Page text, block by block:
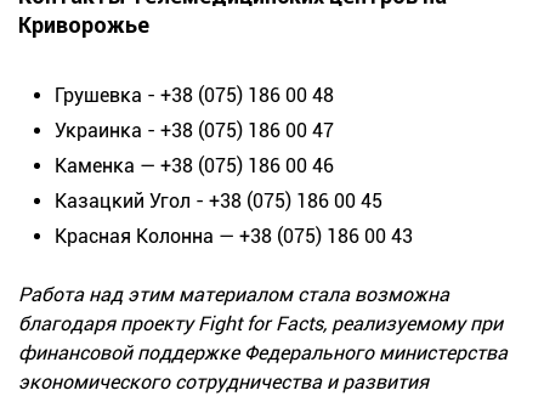
Криворожье
Грушевка - +38 (075) 186 00 48
Украинка - +38 (075) 186 00 47
Каменка — +38 (075) 186 00 46
Казацкий Угол - +38 (075) 186 00 45
Красная Колонна — +38 (075) 186 00 43
Работа над этим материалом стала возможна
благодаря проекту Fight for Facts, реализуемому при
финансовой поддержке Федерального министерства
экономического сотрудничества и развития